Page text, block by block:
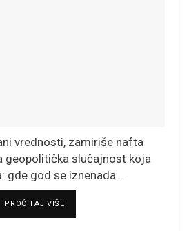
vrednosti, zamiriše nafta
geopolitička slučajnost koja
gde god se iznenada...
PROČITAJ VIŠEDETAILS